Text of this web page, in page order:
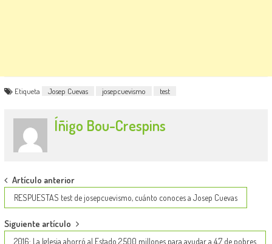
Etiqueta Josep Cuevas josepcuevismo test
Íñigo Bou-Crespins
Post
navigation
Artículo anterior
RESPUESTAS test de josepcuevismo, cuánto conoces a Josep Cuevas
Siguiente artículo
2016: La Iglesia ahorró al Estado 2.500 millones para ayudar a 4,7 de pobres